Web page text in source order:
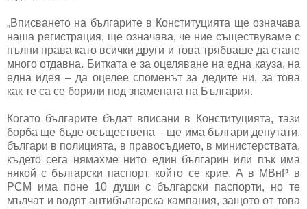
„Вписването на българите в Конституцията ще означава
наша регистрация, ще означава, че ние съществуваме с
пълни права като всички други и това трябваше да стане
много отдавна. Битката е за оцеляване на една кауза, на
една идея – да оцелее споменът за дедите ни, за това
как те са се борили под знамената на България.
Когато българите бъдат вписани в Конституцията, тази
борба ще бъде осъществена – ще има българи депутати,
българи в полицията, в правосъдието, в министерствата,
където сега нямахме нито един българин или пък има
някой с български паспорт, който се крие. А в МВнР в
РСМ има поне 10 души с български паспорти, но те
мълчат и водят антибългарска кампания, защото от това